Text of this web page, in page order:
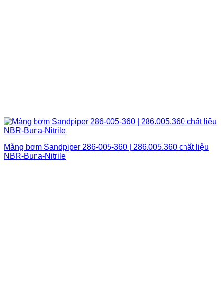
Màng bơm Sandpiper 286-005-360 | 286.005.360 chất liệu
NBR-Buna-Nitrile